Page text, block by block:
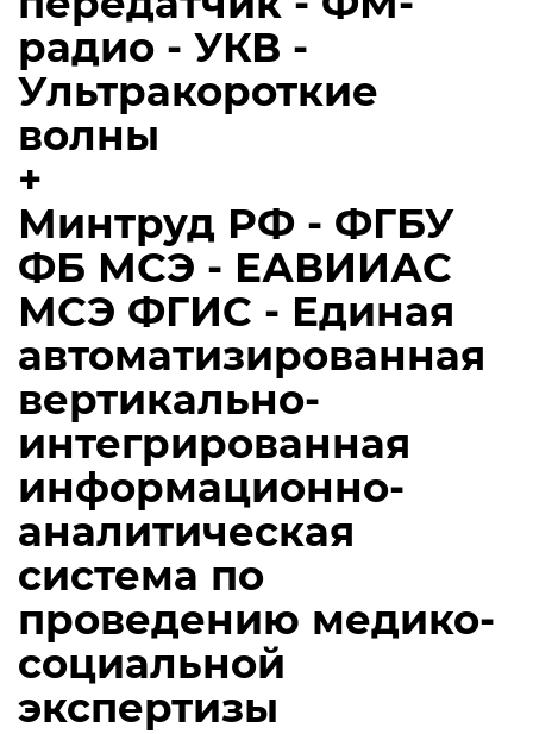
радио - УКВ -
Ультракороткие
волны
+
Минтруд РФ - ФГБУ
ФБ МСЭ - ЕАВИИАС
МСЭ ФГИС - Единая
автоматизированная
вертикально-
интегрированная
информационно-
аналитическая
система по
проведению медико-
социальной
экспертизы